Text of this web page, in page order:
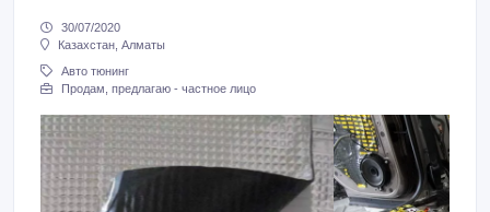
30/07/2020
Казахстан, Алматы
Авто тюнинг
Продам, предлагаю - частное лицо